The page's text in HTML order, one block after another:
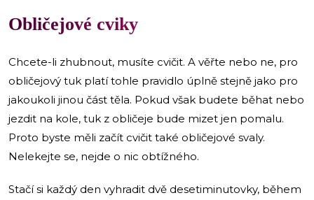
Obličejové cviky
Chcete-li zhubnout, musíte cvičit. A věřte nebo ne, pro
obličejový tuk platí tohle pravidlo úplně stejně jako pro
jakoukoli jinou část těla. Pokud však budete běhat nebo
jezdit na kole, tuk z obličeje bude mizet jen pomalu.
Proto byste měli začít cvičit také obličejové svaly.
Nelekejte se, nejde o nic obtížného.
Stačí si každý den vyhradit dvě desetiminutovky, během